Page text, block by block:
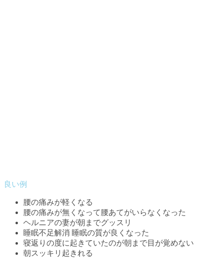
腰の痛みが軽くなる
腰の痛みが無くなって腰あてがいらなくなった
ヘルニアの妻が朝までグッスリ
睡眠不足解消 睡眠の質が良くなった
寝返りの度に起きていたのが朝まで目が覚めない
朝スッキリ起きれる